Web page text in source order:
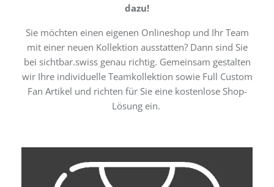
dazu!
Sie möchten einen eigenen Onlineshop und Ihr Team
mit einer neuen Kollektion ausstatten? Dann sind Sie
bei sichtbar.swiss genau richtig. Gemeinsam gestalten
wir Ihre individuelle Teamkollektion sowie Full Custom
Fan Artikel und richten für Sie eine kostenlose Shop-
Lösung ein.